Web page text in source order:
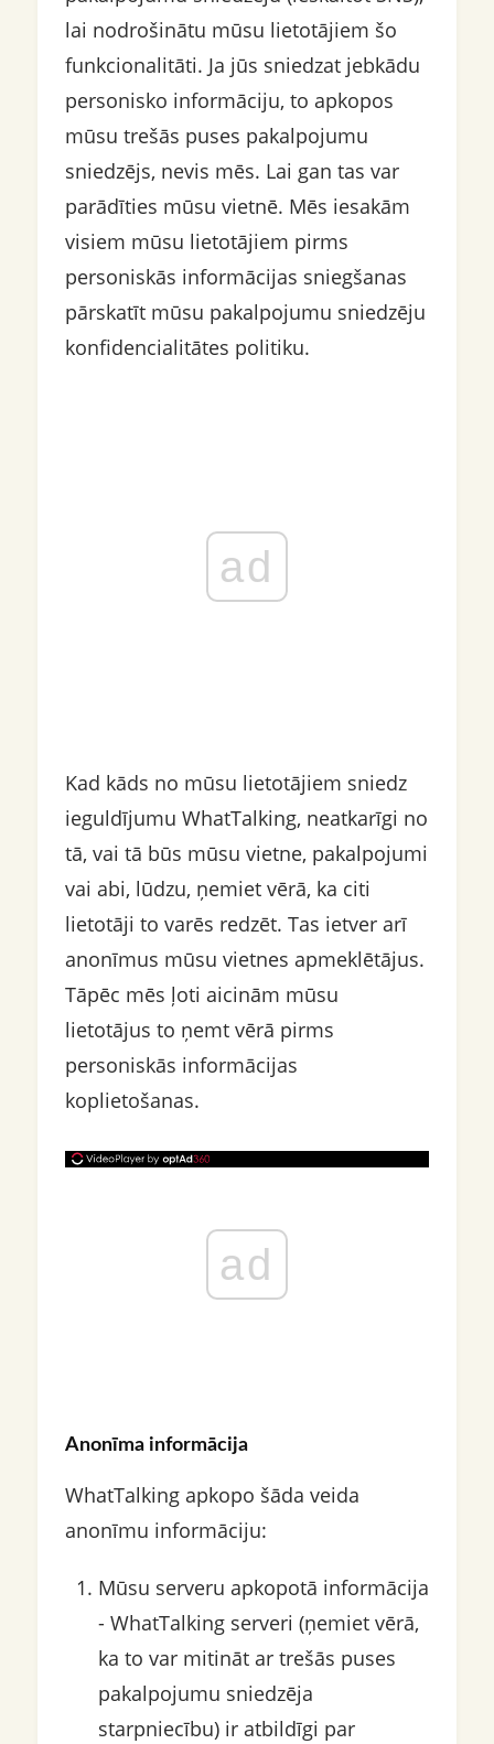
lai nodrošinātu mūsu lietotājiem šo
funkcionalitāti. Ja jūs sniedzat jebkādu
personisko informāciju, to apkopos
mūsu trešās puses pakalpojumu
sniedzējs, nevis mēs. Lai gan tas var
parādīties mūsu vietnē. Mēs iesakām
visiem mūsu lietotājiem pirms
personiskās informācijas sniegšanas
pārskatīt mūsu pakalpojumu sniedzēju
konfidencialitātes politiku.
ad
Kad kāds no mūsu lietotājiem sniedz
ieguldījumu WhatTalking, neatkarīgi no
tā, vai tā būs mūsu vietne, pakalpojumi
vai abi, lūdzu, ņemiet vērā, ka citi
lietotāji to varēs redzēt. Tas ietver arī
anonīmus mūsu vietnes apmeklētājus.
Tāpēc mēs ļoti aicinām mūsu
lietotājus to ņemt vērā pirms
personiskās informācijas
koplietošanas.
ad
Anonīma informācija
WhatTalking apkopo šāda veida
anonīmu informāciju:
Mūsu serveru apkopotā informācija
- WhatTalking serveri (ņemiet vērā,
ka to var mitināt ar trešās puses
pakalpojumu sniedzēja
starpniecību) ir atbildīgi par